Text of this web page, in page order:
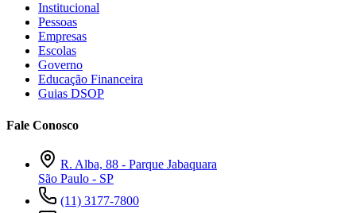
Institucional
Pessoas
Empresas
Escolas
Governo
Educação Financeira
Guias DSOP
Fale Conosco
R. Alba, 88 - Parque Jabaquara
São Paulo - SP
(11) 3177-7800